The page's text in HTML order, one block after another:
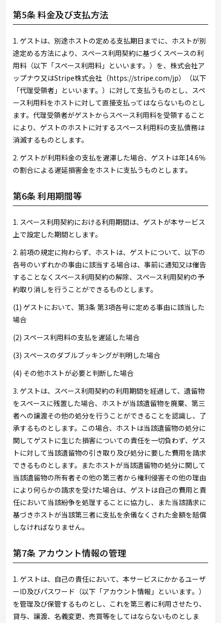
第5条 料金及び支払方法
1. ゲストは、別途ホストの定める支払期日までに、ホストが別
途定める方法により、スペース利用契約に基づくスペースの利
用料（以下「スペース利用料」といいます。）を、株式会社ア
ップナウ又はStripe株式会社（https://stripe.com/jp）（以下
「代理受領者」といいます。）に対して支払うものとし、スペ
ース利用料をホストに対して直接支払ってはならないものとし
ます。代理受領者がゲストからスペース利用料を受領すること
により、ゲストのホストに対するスペース利用料の支払債務は
消滅するものとします。
2. ゲストが利用料金の支払を遅滞した場合、ゲストは年14.6％
の割合による遅延損害金をホストに支払うものとします。
第6条 利用期間等
1. スペース利用契約における利用期間は、ゲストが本サービス
上で設定した期間とします。
2. 前項の規定に拘わらず、ホストは、ゲストについて、以下の
各号のいずれかの事由に該当する場合は、事前に通知又は催告
することなくスペース利用契約の解除、スペース利用契約の予
約取り消しを行うことができるものとします。
(1) ゲストにおいて、第3条 第3項各号に定める事由に該当した
場合
(2) スペース利用料の支払を遅延した場合
(3) スペースのダブルブッキングが判明した場合
(4) その他ホストが必要と判断した場合
3. ゲストは、スペース利用契約の利用期間を経過して、遺留物
をスペースに残置した場合、ホストが当該遺留物を廃棄、第三
者への譲渡その他の処分を行うことができることを認識し、了
承するものとします。この場合、ホストは当該遺留物の処分に
関してゲストに生じた損害についての責任を一切負わず、ゲス
トに対して当該遺留物の引き取り及び処分に要した費用を請求
できるものとします。またホストが当該遺留物の処分に関して
当該遺留物の所有者その他の第三者から権利侵害その他の理由
により何らかの請求を受けた場合は、ゲストは自己の費用と責
任において当該紛争を処理することに協力し、また当該請求に
基づきホストが当該第三者に支払を余儀なくされた金額を賠償
しなければなりません。
第7条 アカウント情報の管理
1. ゲストは、自己の責任において、本サービスにかかるユーザ
ーID及びパスワード（以下「アカウント情報」といいます。）
を管理及び保管するものとし、これを第三者に利用させたり、
貸与、譲渡、名義変更、売買等をしてはならないものとしま